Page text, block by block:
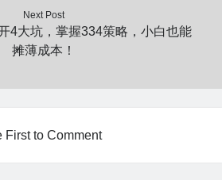
Next Post
4大坑，掌握334策略，小白也能
摊薄成本！
First to Comment